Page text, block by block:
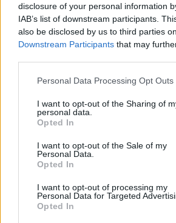
disclosure of your personal information
IAB’s list of downstream participants.
also be disclosed by us to third parties
Downstream Participants that may
Personal Data Processing Opt Outs
I want to opt-out of the Sharing of
personal data.
Opted In
I want to opt-out of the Sale of my
Personal Data.
Opted In
I want to opt-out of processing my
Personal Data for Targeted
Opted In
Πρωινή